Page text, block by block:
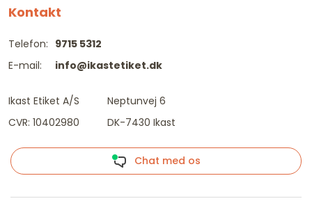
Kontakt
Telefon:
E-mail:
9715 5312
info@ikastetiket.dk
Ikast Etiket A/S
CVR: 10402980
Neptunvej 6
DK-7430 Ikast
Chat med os